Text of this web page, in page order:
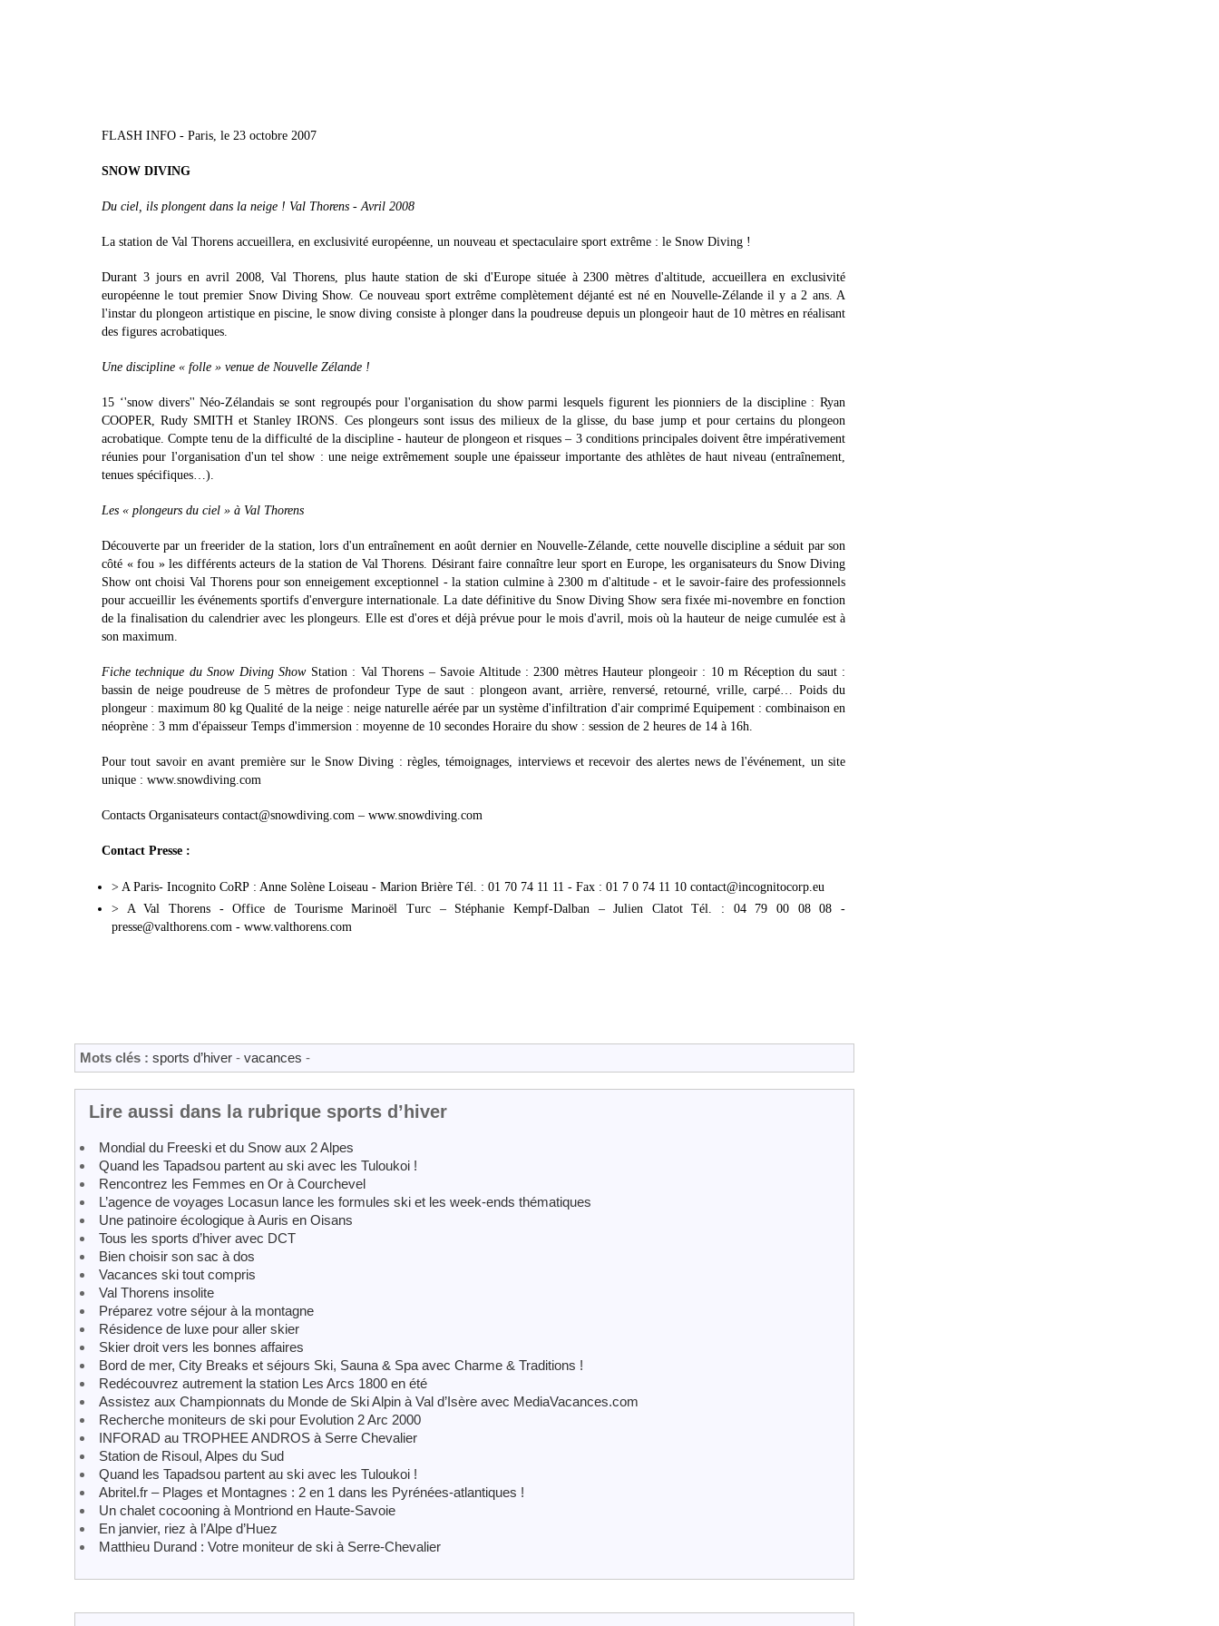
FLASH INFO - Paris, le 23 octobre 2007
SNOW DIVING
Du ciel, ils plongent dans la neige ! Val Thorens - Avril 2008
La station de Val Thorens accueillera, en exclusivité européenne, un nouveau et spectaculaire sport extrême : le Snow Diving !
Durant 3 jours en avril 2008, Val Thorens, plus haute station de ski d'Europe située à 2300 mètres d'altitude, accueillera en exclusivité
européenne le tout premier Snow Diving Show. Ce nouveau sport extrême complètement déjanté est né en Nouvelle-Zélande il y a 2 ans. A
l'instar du plongeon artistique en piscine, le snow diving consiste à plonger dans la poudreuse depuis un plongeoir haut de 10 mètres en réalisant
des figures acrobatiques.
Une discipline « folle » venue de Nouvelle Zélande !
15 ‘'snow divers'' Néo-Zélandais se sont regroupés pour l'organisation du show parmi lesquels figurent les pionniers de la discipline : Ryan
COOPER, Rudy SMITH et Stanley IRONS. Ces plongeurs sont issus des milieux de la glisse, du base jump et pour certains du plongeon
acrobatique. Compte tenu de la difficulté de la discipline - hauteur de plongeon et risques – 3 conditions principales doivent être impérativement
réunies pour l'organisation d'un tel show : une neige extrêmement souple une épaisseur importante des athlètes de haut niveau (entraînement,
tenues spécifiques…).
Les « plongeurs du ciel » à Val Thorens
Découverte par un freerider de la station, lors d'un entraînement en août dernier en Nouvelle-Zélande, cette nouvelle discipline a séduit par son
côté « fou » les différents acteurs de la station de Val Thorens. Désirant faire connaître leur sport en Europe, les organisateurs du Snow Diving
Show ont choisi Val Thorens pour son enneigement exceptionnel - la station culmine à 2300 m d'altitude - et le savoir-faire des professionnels
pour accueillir les événements sportifs d'envergure internationale. La date définitive du Snow Diving Show sera fixée mi-novembre en fonction
de la finalisation du calendrier avec les plongeurs. Elle est d'ores et déjà prévue pour le mois d'avril, mois où la hauteur de neige cumulée est à
son maximum.
Fiche technique du Snow Diving ShowStation : Val Thorens – Savoie Altitude : 2300 mètres Hauteur plongeoir : 10 m Réception du saut :
bassin de neige poudreuse de 5 mètres de profondeur Type de saut : plongeon avant, arrière, renversé, retourné, vrille, carpé… Poids du
plongeur : maximum 80 kg Qualité de la neige : neige naturelle aérée par un système d'infiltration d'air comprimé Equipement : combinaison en
néoprène : 3 mm d'épaisseur Temps d'immersion : moyenne de 10 secondes Horaire du show : session de 2 heures de 14 à 16h.
Pour tout savoir en avant première sur le Snow Diving : règles, témoignages, interviews et recevoir des alertes news de l'événement, un site
unique : www.snowdiving.com
Contacts Organisateurs contact@snowdiving.com – www.snowdiving.com
Contact Presse :
> A Paris- Incognito CoRP : Anne Solène Loiseau - Marion Brière Tél. : 01 70 74 11 11 - Fax : 01 7 0 74 11 10 contact@incognitocorp.eu
> A Val Thorens - Office de Tourisme Marinoël Turc – Stéphanie Kempf-Dalban – Julien Clatot Tél. : 04 79 00 08 08 -
presse@valthorens.com - www.valthorens.com
Mots clés : sports d’hiver - vacances -
Lire aussi dans la rubrique sports d’hiver
Mondial du Freeski et du Snow aux 2 Alpes
Quand les Tapadsou partent au ski avec les Tuloukoi !
Rencontrez les Femmes en Or à Courchevel
L’agence de voyages Locasun lance les formules ski et les week-ends thématiques
Une patinoire écologique à Auris en Oisans
Tous les sports d’hiver avec DCT
Bien choisir son sac à dos
Vacances ski tout compris
Val Thorens insolite
Préparez votre séjour à la montagne
Résidence de luxe pour aller skier
Skier droit vers les bonnes affaires
Bord de mer, City Breaks et séjours Ski, Sauna & Spa avec Charme & Traditions !
Redécouvrez autrement la station Les Arcs 1800 en été
Assistez aux Championnats du Monde de Ski Alpin à Val d’Isère avec MediaVacances.com
Recherche moniteurs de ski pour Evolution 2 Arc 2000
INFORAD au TROPHEE ANDROS à Serre Chevalier
Station de Risoul, Alpes du Sud
Quand les Tapadsou partent au ski avec les Tuloukoi !
Abritel.fr – Plages et Montagnes : 2 en 1 dans les Pyrénées-atlantiques !
Un chalet cocooning à Montriond en Haute-Savoie
En janvier, riez à l’Alpe d’Huez
Matthieu Durand : Votre moniteur de ski à Serre-Chevalier